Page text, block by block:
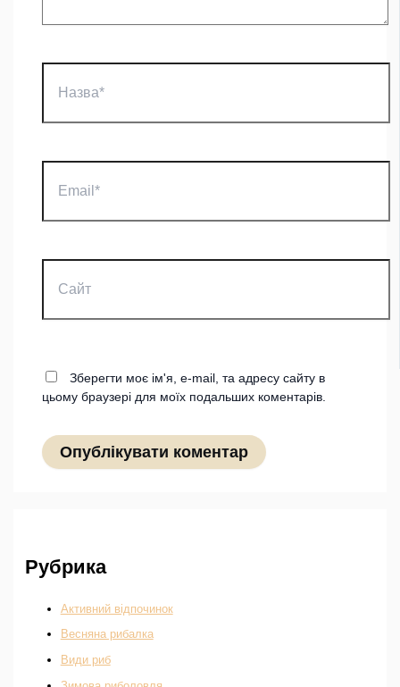
Зберегти моє ім'я, e-mail, та адресу сайту в
цьому браузері для моїх подальших коментарів.
Рубрика
Активний відпочинок
Весняна рибалка
Види риб